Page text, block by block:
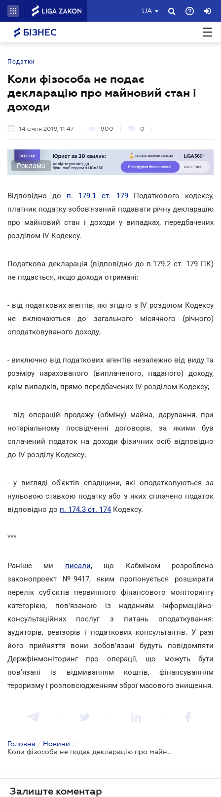
UA
БІЗНЕС
Податки
Коли фізособа не подає
декларацію про майновий стан і
доходи
14 січня 2019, 11:47 900 0
Реклама
Відповідно до п. 179.1 ст. 179 Податкового кодексу,
платник податку зобов'язаний подавати річну декларацію
про майновий стан і доходи у випадках, передбачених
розділом IV Кодексу.
Податкова декларація (відповідно до п.179.2 ст. 179 ПК)
не подається, якщо доходи отримані:
- від податкових агентів, які згідно з IV розділом Кодексу
не включаються до загального місячного (річного)
оподатковуваного доходу;
- виключно від податкових агентів незалежно від виду та
розміру нарахованого (виплаченого, наданого) доходу,
крім випадків, прямо передбачених IV розділом Кодексу;
- від операцій продажу (обміну) майна, дарування, при
нотаріальному посвідченні договорів, за якими був
сплачений податок на доходи фізичних осіб відповідно
до IV розділу Кодексу;
- у вигляді об'єктів спадщини, які оподатковуються за
нульовою ставкою податку або з яких сплачено податок
відповідно до п. 174.3 ст. 174Кодексу.
***
Раніше ми писали, що Кабміном розроблено
законопроект №9417, яким пропонується розширити
перелік суб'єктів первинного фінансового моніторингу
категорією, пов'язаною із наданням інформаційно-
консультаційних послуг з питань оподаткування:
аудиторів, ревізорів і податкових консультантів. У разі
його прийняття вони зобов'язані будуть повідомляти
Держфінмоніторинг про операції, що можуть бути
пов'язані із відмиванням коштів, фінансуванням
тероризму і розповсюдженням зброї масового знищення.
Головна / Новини /
Коли фізособа не подає декларацію про майновий стан і доходи
Залиште коментар